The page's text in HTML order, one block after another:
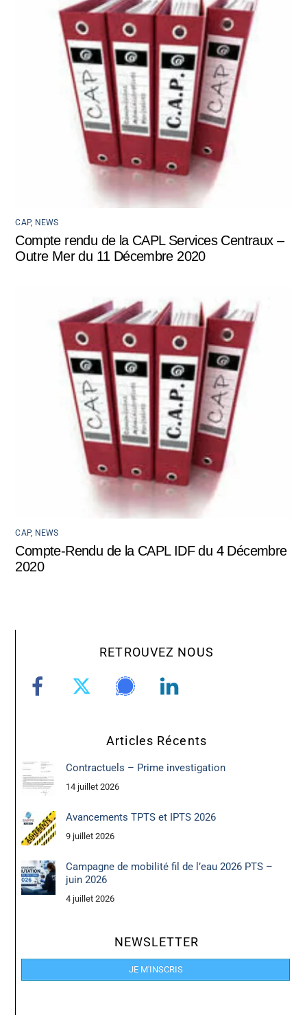
CAP, NEWS
Compte rendu de la CAPL Services Centraux –
Outre Mer du 11 Décembre 2020
CAP, NEWS
Compte-Rendu de la CAPL IDF du 4 Décembre
2020
RETROUVEZ NOUS
Articles Récents
Contractuels – Prime investigation
14 juillet 2026
Avancements TPTS et IPTS 2026
9 juillet 2026
Campagne de mobilité fil de l’eau 2026 PTS –
juin 2026
4 juillet 2026
NEWSLETTER
JE M'INSCRIS